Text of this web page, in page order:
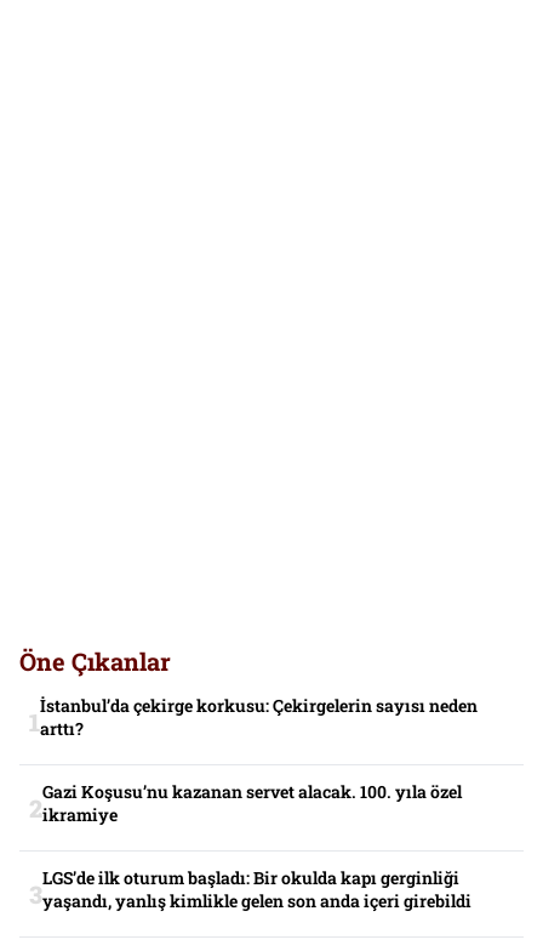
Öne Çıkanlar
İstanbul’da çekirge korkusu: Çekirgelerin sayısı neden
arttı?
Gazi Koşusu’nu kazanan servet alacak. 100. yıla özel
ikramiye
LGS’de ilk oturum başladı: Bir okulda kapı gerginliği
yaşandı, yanlış kimlikle gelen son anda içeri girebildi